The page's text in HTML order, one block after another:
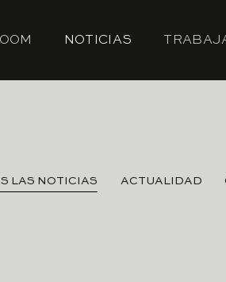
NOTICIAS
LAS NOTICIAS ACTUALIDAD